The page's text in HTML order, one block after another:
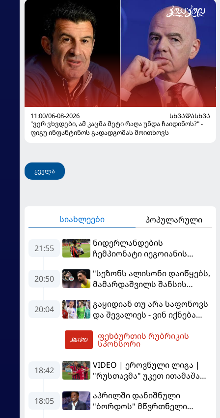
11:00/06-08-2026
ᲡᲮᲕᲐᲓᲐᲡᲮᲕᲐ
"ვერ ვხვდები, ამ კაცმა მეტი რაღა უნდა ჩაიდინოს?" -
ფიგუ ინფანტინოს გადადგომას მოითხოვს
ყველა
სიახლეები პოპულარული
21:55
ნიდერლანდების
ჩემპიონატი იეგოიანის
MVP გახდა
20:50
"სეზონს ალისონი დაიწყებს,
მამარდაშვილს შანსის
მოთმინება სჭირდება,
რომელსაც 100%-ით
"ლივერპულის" ყოფილმა
მეკარემ
20:04
გაყიდიან თუ არა საფონოვს
და შევალიეს - ვინ იქნება
ფეხბურთის რუბრიკის
სპონსორი
18:42
VIDEO | ეროვნული ლიგა |
"რუსთავმა" უკეთ ითამაშა
მოიგო, "ტორპედომ" გვიან
გაიღვიძა...
18:05
აპრილში დანიშნული
"ბორდოს" მწვრთნელი